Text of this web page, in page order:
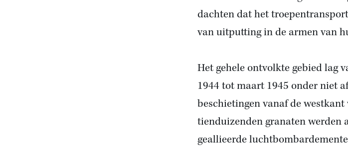
dachten dat het
van uitputting in de armen van
Het gehele ontvolkte gebied lag
1944 tot maart 1945 onder niet
beschietingen vanaf de
tienduizenden granaten werden
geallieerde